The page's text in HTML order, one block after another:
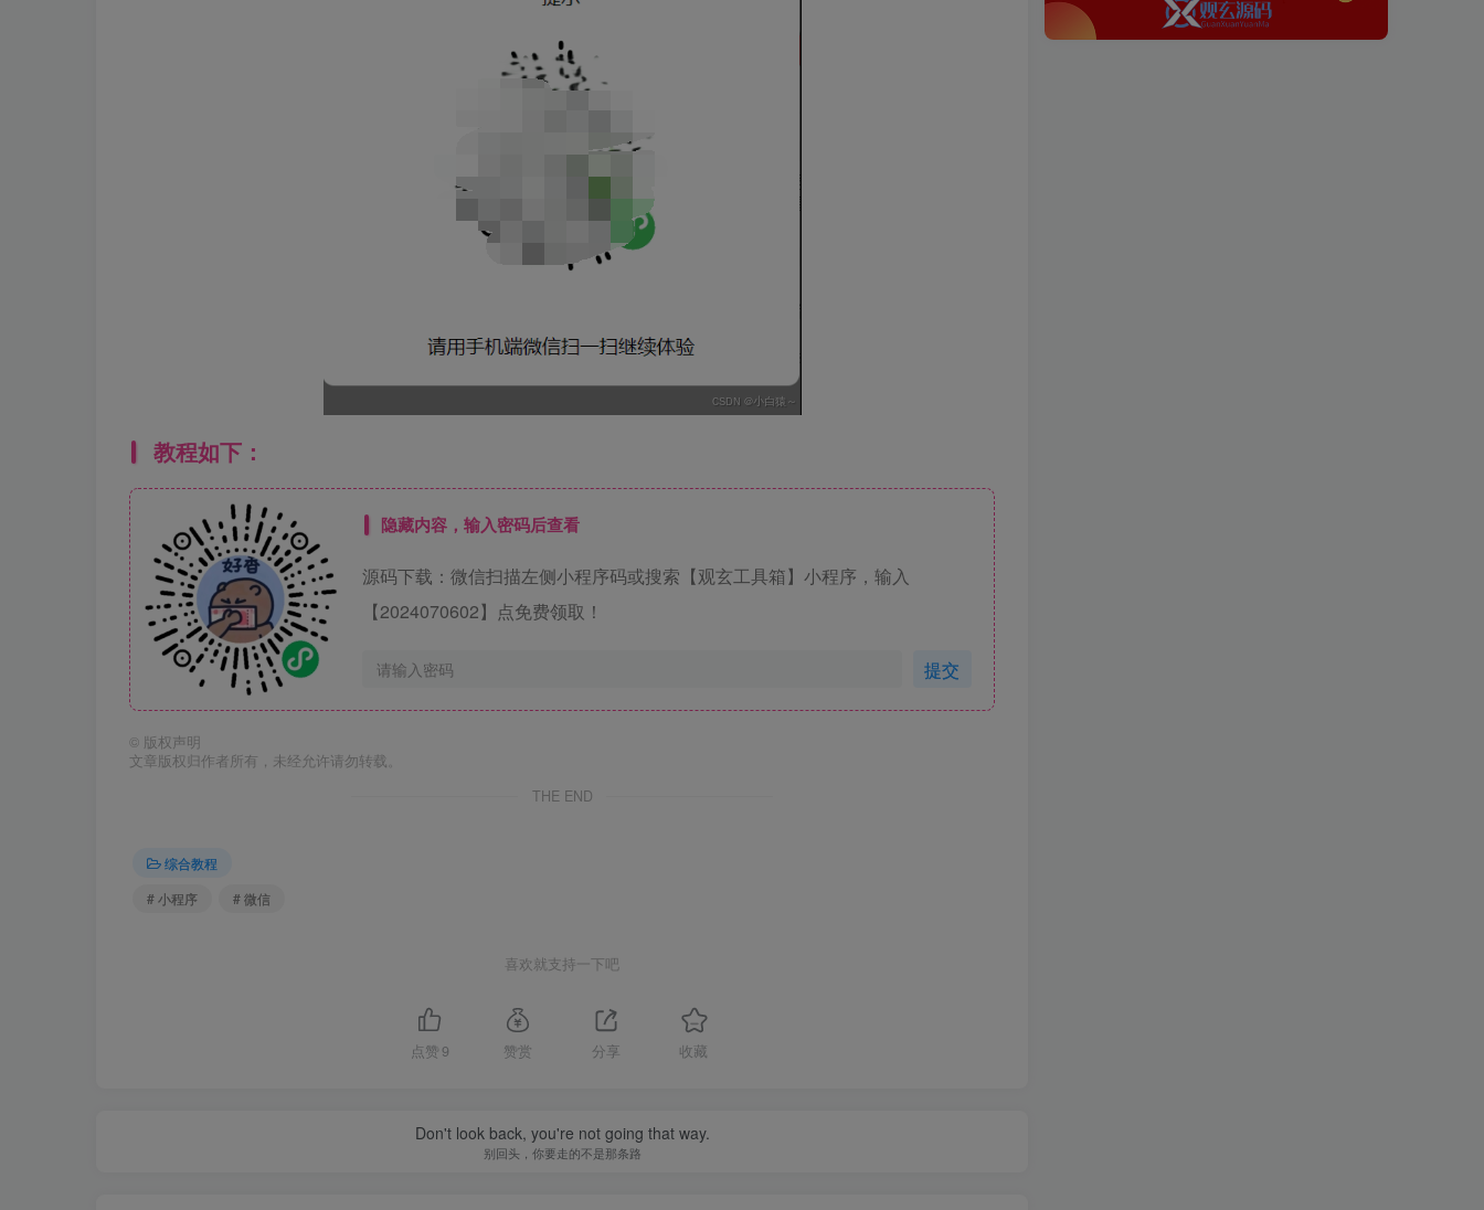
教程如下：
隐藏内容，输入密码后查看
源码下载：微信扫描左侧小程序码或搜索【观玄工具箱】小程序，输入
【2024070602】点免费领取！
提交
© 版权声明
文章版权归作者所有，未经允许请勿转载。
THE END
综合教程
# 小程序
# 微信
喜欢就支持一下吧
点赞 9 赞赏 分享 收藏
Don't look back, you're not going that way.
别回头，你要走的不是那条路